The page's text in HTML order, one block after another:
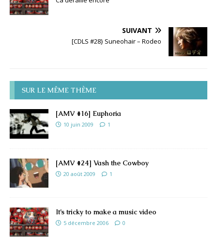
SUIVANT
[CDLS #28} Suneohair – Rodeo
SUR LE MÊME THÈME
[AMV #16] Euphoria
10 juin 2009 1
[AMV #24] Vash the Cowboy
20 août 2009 1
It’s tricky to make a music video
5 décembre 2006 0